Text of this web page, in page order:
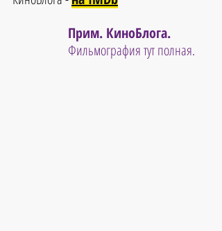
Прим. КиноБлога.
Фильмография тут полная.